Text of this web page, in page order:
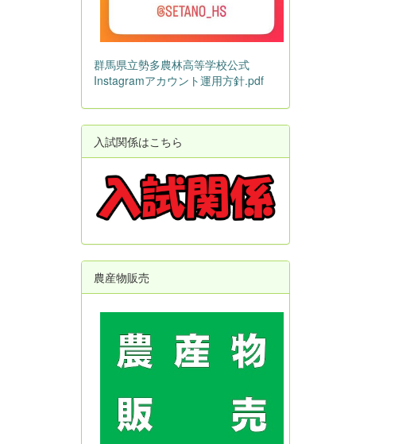
群馬県立勢多農林高等学校公式
Instagramアカウント運用方針.pdf
入試関係はこちら
農産物販売